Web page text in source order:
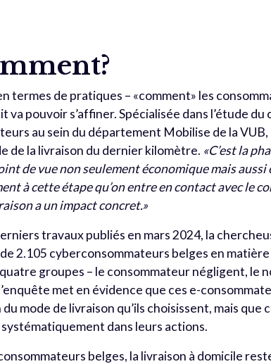
termes de pratiques – «comment» les
va pouvoir s’affiner. Spécialisée dans l’étude
au sein du département Mobilise de la
de la livraison du dernier kilomètre. «C’est la
de vue non seulement économique mais
à cette étape qu’on entre en contact avec le
a un impact concret.»
travaux publiés en mars 2024, la
2.105 cyberconsommateurs belges en
groupes – le consommateur négligent, le
met en évidence que ces e-
mode de livraison qu’ils choisissent, mais
dans leurs actions.
belges, la livraison à domicile